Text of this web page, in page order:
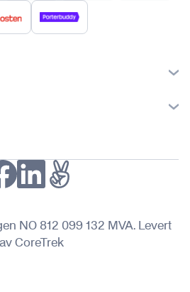
NO 812 099 132 MVA. Levert
av CoreTrek